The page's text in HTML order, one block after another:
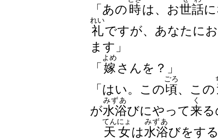
「あの 時は、お世話
礼
れい
ですが、あなたにお
ます」
「 嫁
よめ
さんを？」
「はい。この頃
ごろ
、この
が水浴
みずあ
びにやって来
く
天女
てんにょ
は水浴
みずあ
びをす